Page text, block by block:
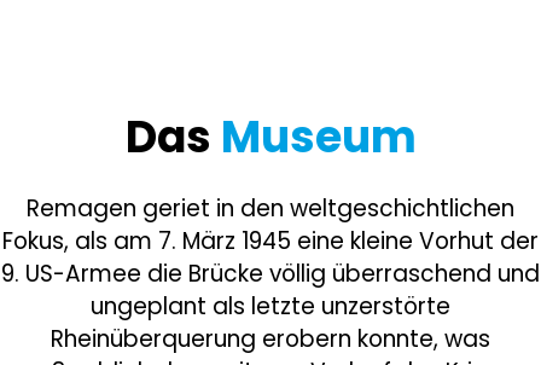
Das Museum
Remagen geriet in den weltgeschichtlichen
Fokus, als am 7. März 1945 eine kleine Vorhut der
9. US-Armee die Brücke völlig überraschend und
ungeplant als letzte unzerstörte
Rheinüberquerung erobern konnte, was